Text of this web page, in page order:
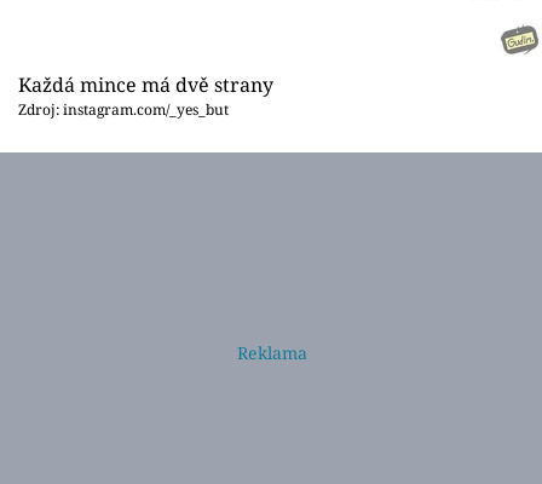
Každá mince má dvě strany
Zdroj: instagram.com/_yes_but